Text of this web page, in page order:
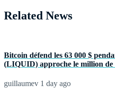
Related News
Bitcoin défend les 63 000 $
(LIQUID) approche le million de
guillaumev 1 day ago